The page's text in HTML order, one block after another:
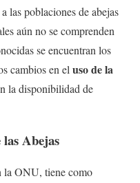
las poblaciones de abejas
aún no se comprenden
se encuentran los
cambios en el uso de la
la disponibilidad de
Abejas
la ONU, tiene como